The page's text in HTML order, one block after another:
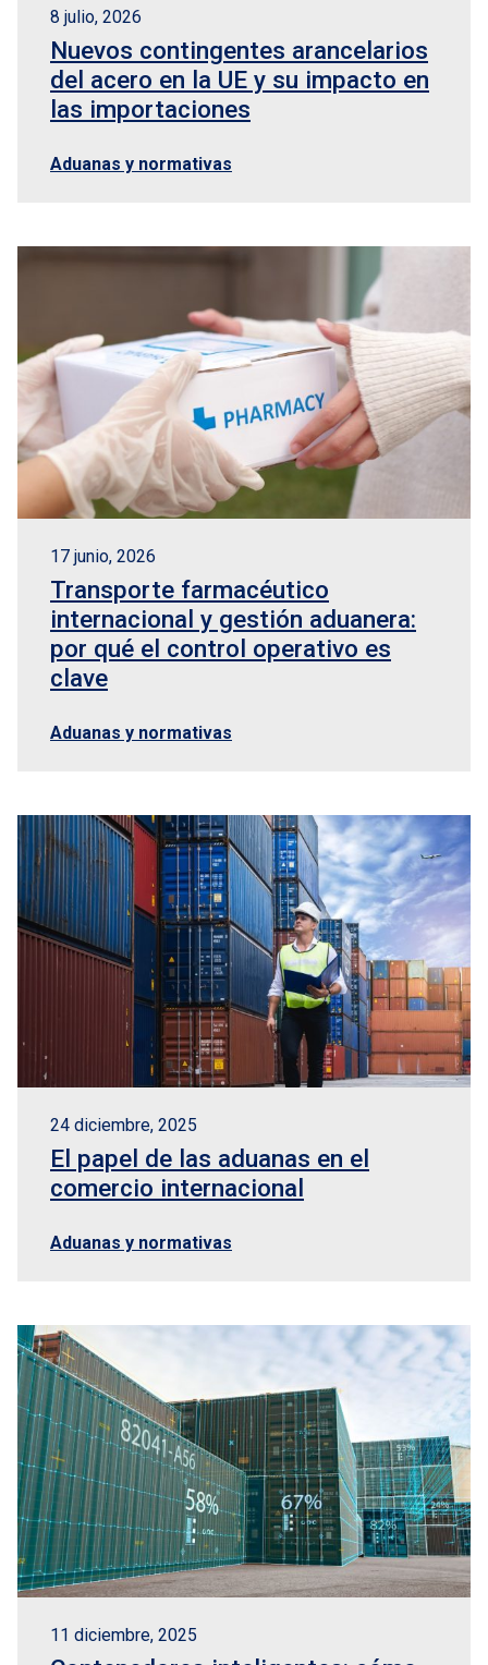
8 julio, 2026
Nuevos contingentes arancelarios
del acero en la UE y su impacto en
las importaciones
Aduanas y normativas
17 junio, 2026
Transporte farmacéutico
internacional y gestión aduanera:
por qué el control operativo es
clave
Aduanas y normativas
24 diciembre, 2025
El papel de las aduanas en el
comercio internacional
Aduanas y normativas
11 diciembre, 2025